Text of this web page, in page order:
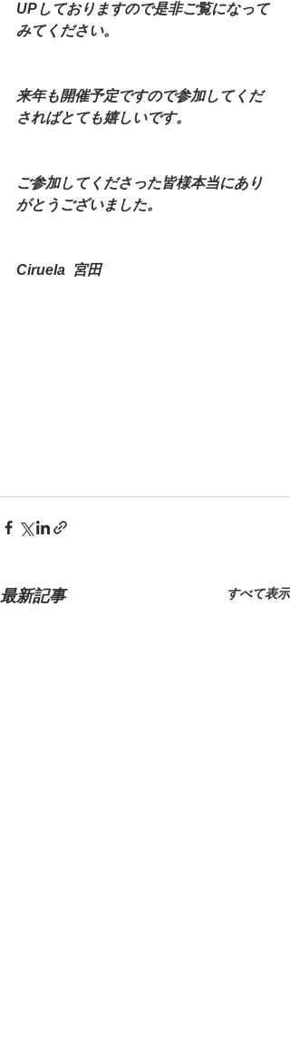
UPしておりますので是非ご覧になって
みてください。
来年も開催予定ですので参加してくだ
さればとても嬉しいです。
ご参加してくださった皆様本当にあり
がとうございました。
Ciruela  宮田
最新記事 すべて表示